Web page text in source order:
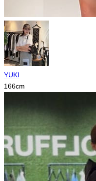
YUKI
166cm